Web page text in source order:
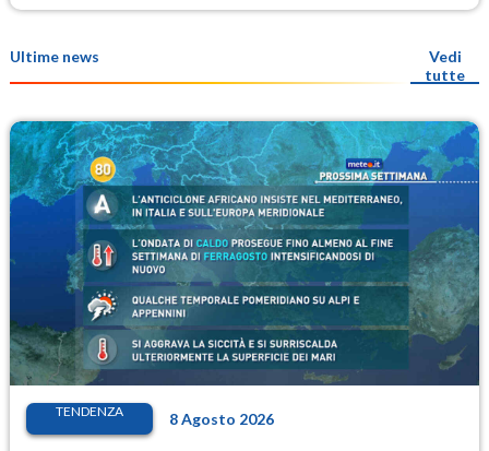
Ultime news
Vedi
tutte
TENDENZA 8 Agosto 2026